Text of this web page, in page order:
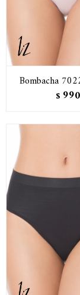
Bombacha
$ 990